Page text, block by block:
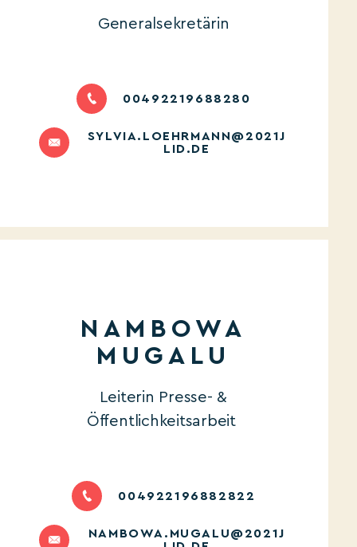
Generalsekretärin
00492219688280
SYLVIA.LOEHRMANN@2021J
LID.DE
NAMBOWA
MUGALU
Leiterin Presse- &
Öffentlichkeitsarbeit
004922196882822
NAMBOWA.MUGALU@2021J